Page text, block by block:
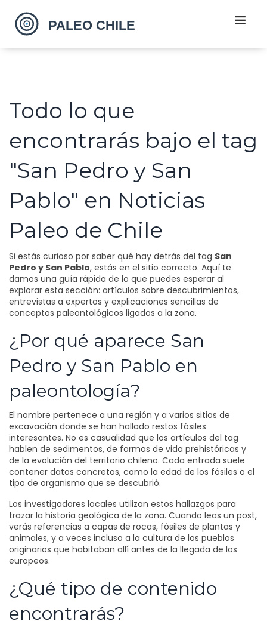
Todo lo que
encontrarás bajo el tag
"San Pedro y San
Pablo" en Noticias
Paleo de Chile
Si estás curioso por saber qué hay detrás del tag San
Pedro y San Pablo, estás en el sitio correcto. Aquí te
damos una guía rápida de lo que puedes esperar al
explorar esta sección: artículos sobre descubrimientos,
entrevistas a expertos y explicaciones sencillas de
conceptos paleontológicos ligados a la zona.
¿Por qué aparece San
Pedro y San Pablo en
paleontología?
El nombre pertenece a una región y a varios sitios de
excavación donde se han hallado restos fósiles
interesantes. No es casualidad que los artículos del tag
hablen de sedimentos, de formas de vida prehistóricas y
de la evolución del territorio chileno. Cada entrada suele
contener datos concretos, como la edad de los fósiles o el
tipo de organismo que se descubrió.
Los investigadores locales utilizan estos hallazgos para
trazar la historia geológica de la zona. Cuando leas un post,
verás referencias a capas de rocas, fósiles de plantas y
animales, y a veces incluso a la cultura de los pueblos
originarios que habitaban allí antes de la llegada de los
europeos.
¿Qué tipo de contenido
encontrarás?